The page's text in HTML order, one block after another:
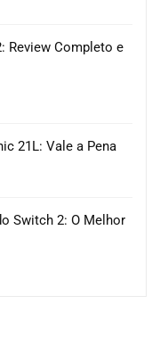
Review Completo e
21L: Vale a Pena
Switch 2: O Melhor